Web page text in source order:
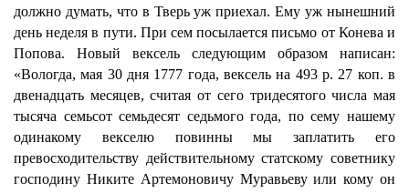
должно думать, что в Тверь уж приехал. Ему уж нынешний
день неделя в пути. При сем посылается письмо от Конева и
Попова. Новый вексель следующим образом написан:
«Вологда, мая 30 дня 1777 года, вексель на 493 р. 27 коп. в
двенадцать месяцев, считая от сего тридесятого числа мая
тысяча семьсот семьдесят седьмого года, по сему нашему
одинакому векселю повинны мы заплатить его
превосходительству действительному статскому советнику
господину Никите Артемоновичу Муравьеву или кому он